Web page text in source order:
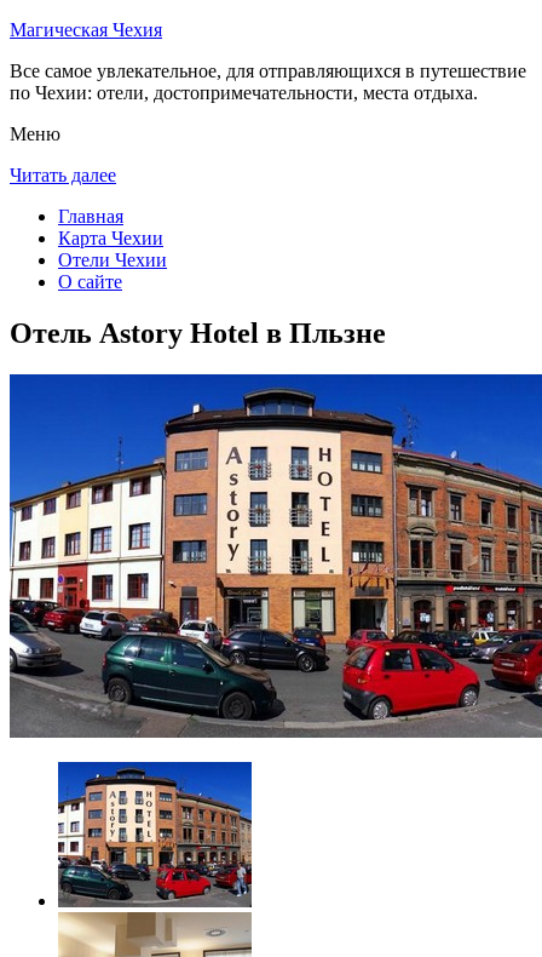
Магическая Чехия
Все самое увлекательное, для отправляющихся в путешествие
по Чехии: отели, достопримечательности, места отдыха.
Меню
Читать далее
Главная
Карта Чехии
Отели Чехии
О сайте
Отель Astory Hotel в Пльзне